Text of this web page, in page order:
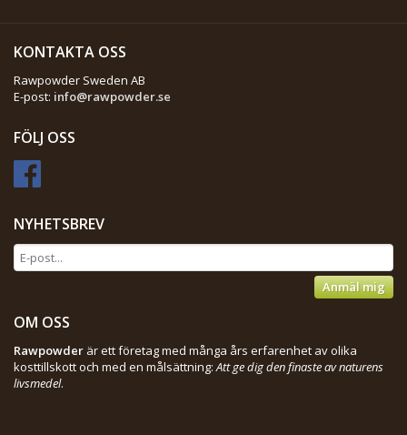
KONTAKTA OSS
Rawpowder Sweden AB
E-post: info@rawpowder.se
FÖLJ OSS
NYHETSBREV
Anmäl mig
OM OSS
Rawpowder är ett företag med många års erfarenhet av olika
kosttillskott och med en målsättning:Att ge dig den finaste av naturens
livsmedel.